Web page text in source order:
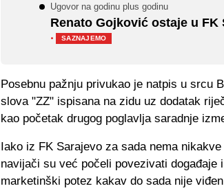
Ugovor na godinu plus godinu
Renato Gojković ostaje u FK
·
SAZNAJEMO
Posebnu pažnju privukao je natpis u srcu
slova "ZZ" ispisana na zidu uz dodatak
kao početak drugog poglavlja saradnje
Iako iz FK Sarajevo za sada nema
navijači su već počeli povezivati
marketinški potez kakav do sada nije